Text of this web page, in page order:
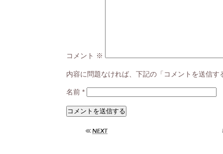
コメント ※
内容に問題なければ、下記の「コメントを送信
名前 *